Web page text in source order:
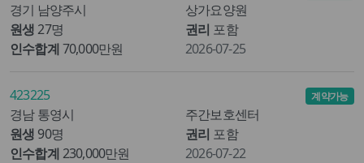
경기 남양주시
상가요양원
원생 27명 권리 포함
인수합계70,000만원 2026-07-25
423225
경남 통영시
주간보호센터
원생 90명 권리 포함
인수합계230,000만원
계약가능
2026-07-22